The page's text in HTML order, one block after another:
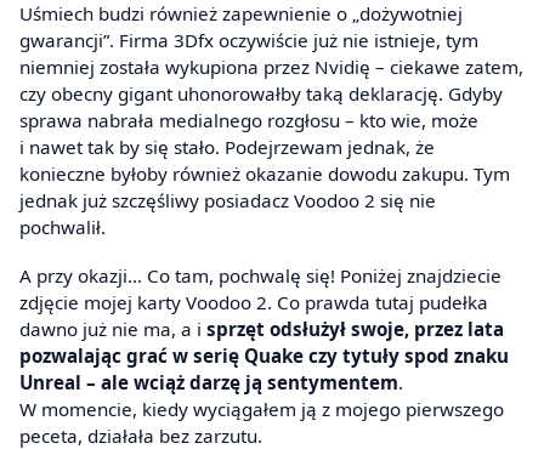
Uśmiech budzi również zapewnienie o „dożywotniej
gwarancji”. Firma 3Dfx oczywiście już nie istnieje, tym
niemniej została wykupiona przez Nvidię – ciekawe zatem,
czy obecny gigant uhonorowałby taką deklarację. Gdyby
sprawa nabrała medialnego rozgłosu – kto wie, może
i nawet tak by się stało. Podejrzewam jednak, że
konieczne byłoby również okazanie dowodu zakupu. Tym
jednak już szczęśliwy posiadacz Voodoo 2 się nie
pochwalił.
A przy okazji… Co tam, pochwalę się! Poniżej znajdziecie
zdjęcie mojej karty Voodoo 2. Co prawda tutaj pudełka
dawno już nie ma, a i sprzęt odsłużył swoje, przez lata
pozwalając grać w serię Quake czy tytuły spod znaku
Unreal – ale wciąż darzę ją sentymentem.
W momencie, kiedy wyciągałem ją z mojego pierwszego
peceta, działała bez zarzutu.